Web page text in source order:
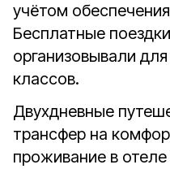
учётом
Бесплатные
организовывали
классов.
Двухдневные
трансфер на
проживание в